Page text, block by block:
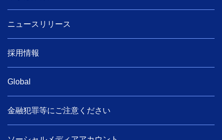
ニュースリリース
採用情報
Global
金融犯罪等にご注意ください